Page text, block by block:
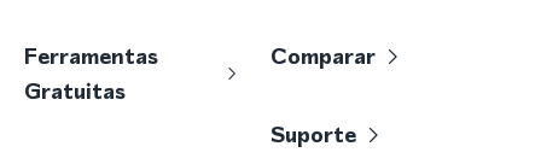
Ferramentas
Gratuitas
Comparar
Suporte